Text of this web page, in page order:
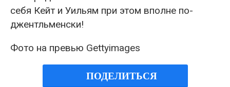
себя Кейт и Уильям при этом вполне по-
джентльменски!
Фото на превью Gettyimages
ПОДЕЛИТЬСЯ